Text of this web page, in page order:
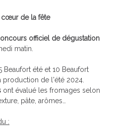
cœur de la fête
officiel de dégustation
matin.
Beaufort été et 10 Beaufort
production de l'été 2024.
ont évalué les fromages selon
pâte, arômes…
: